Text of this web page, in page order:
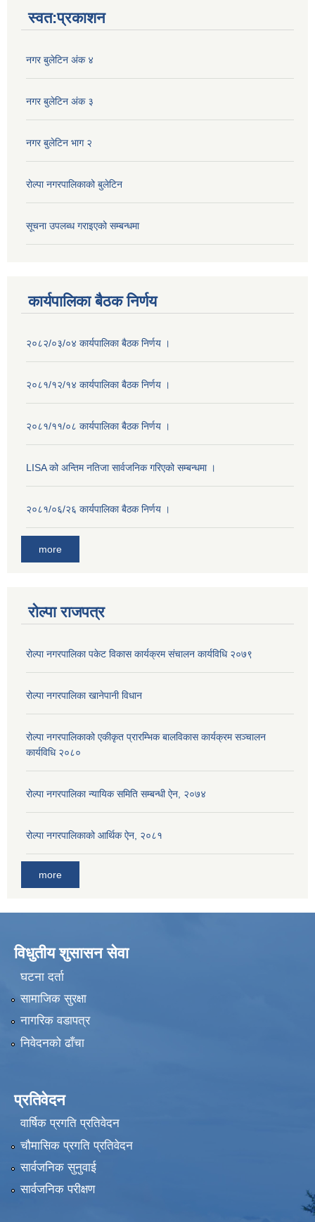
स्वत:प्रकाशन
नगर बुलेटिन अंक ४
नगर बुलेटिन अंक ३
नगर बुलेटिन भाग २
रोल्पा नगरपालिकाको बुलेटिन
सूचना उपलब्ध गराइएको सम्बन्धमा
कार्यपालिका बैठक निर्णय
२०८२/०३/०४ कार्यपालिका बैठक निर्णय ।
२०८१/१२/१४ कार्यपालिका बैठक निर्णय ।
२०८१/११/०८ कार्यपालिका बैठक निर्णय ।
LISA को अन्तिम नतिजा सार्वजनिक गरिएको सम्बन्धमा ।
२०८१/०६/२६ कार्यपालिका बैठक निर्णय ।
more
रोल्पा राजपत्र
रोल्पा नगरपालिका पकेट विकास कार्यक्रम संचालन कार्यविधि २०७९
रोल्पा नगरपालिका खानेपानी विधान
रोल्पा नगरपालिकाको एकीकृत प्रारम्भिक बालविकास कार्यक्रम सञ्चालन
कार्यविधि २०८०
रोल्पा नगरपालिका न्यायिक समिति सम्बन्धी ऐन, २०७४
रोल्पा नगरपालिकाको आर्थिक ऐन, २०८१
more
विधुतीय शुसासन सेवा
घटना दर्ता
सामाजिक सुरक्षा
नागरिक वडापत्र
निवेदनको ढाँचा
प्रतिवेदन
वार्षिक प्रगति प्रतिवेदन
चौमासिक प्रगति प्रतिवेदन
सार्वजनिक सुनुवाई
सार्वजनिक परीक्षण